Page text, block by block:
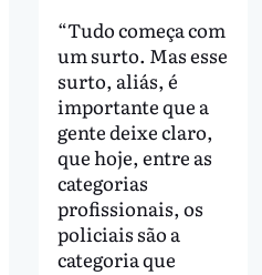
“Tudo começa com
um surto. Mas esse
surto, aliás, é
importante que a
gente deixe claro,
que hoje, entre as
categorias
profissionais, os
policiais são a
categoria que